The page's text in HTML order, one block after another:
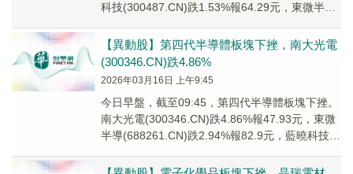
科技(300487.CN)跌1.53%報64.29元，東微半導
【異動股】第四代半導體板塊下挫，南大光電
(300346.CN)跌4.86%
2026年03月16日 上午9:45
今日早盤，截至09:45，第四代半導體板塊下挫。
南大光電(300346.CN)跌4.86%報47.93元，東微
半導(688261.CN)跌2.94%報82.9元，藍曉科技